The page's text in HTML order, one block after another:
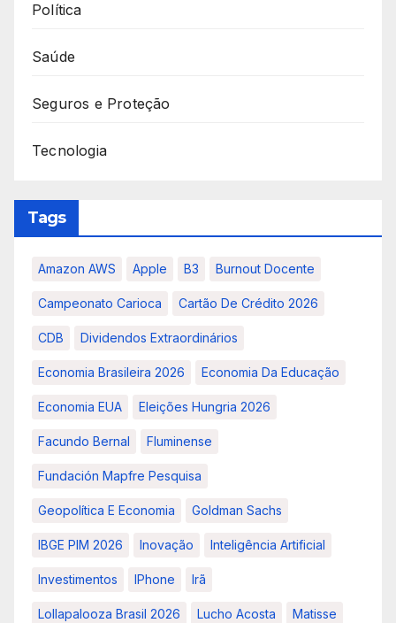
Política
Saúde
Seguros e Proteção
Tecnologia
Tags
Amazon AWS Apple B3 Burnout Docente
Campeonato Carioca Cartão De Crédito 2026
CDB Dividendos Extraordinários
Economia Brasileira 2026 Economia Da Educação
Economia EUA Eleições Hungria 2026
Facundo Bernal Fluminense
Fundación Mapfre Pesquisa
Geopolítica E Economia Goldman Sachs
IBGE PIM 2026 Inovação Inteligência Artificial
Investimentos IPhone Irã
Lollapalooza Brasil 2026 Lucho Acosta Matisse